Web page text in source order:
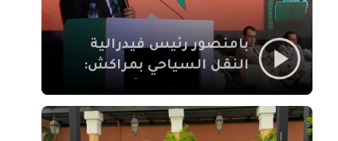
بامنصور رئيس فيدرالية
النقل السياحي بمراكش:
والاصلاح التشريعي
ركيزتان أساسيتان لكسب